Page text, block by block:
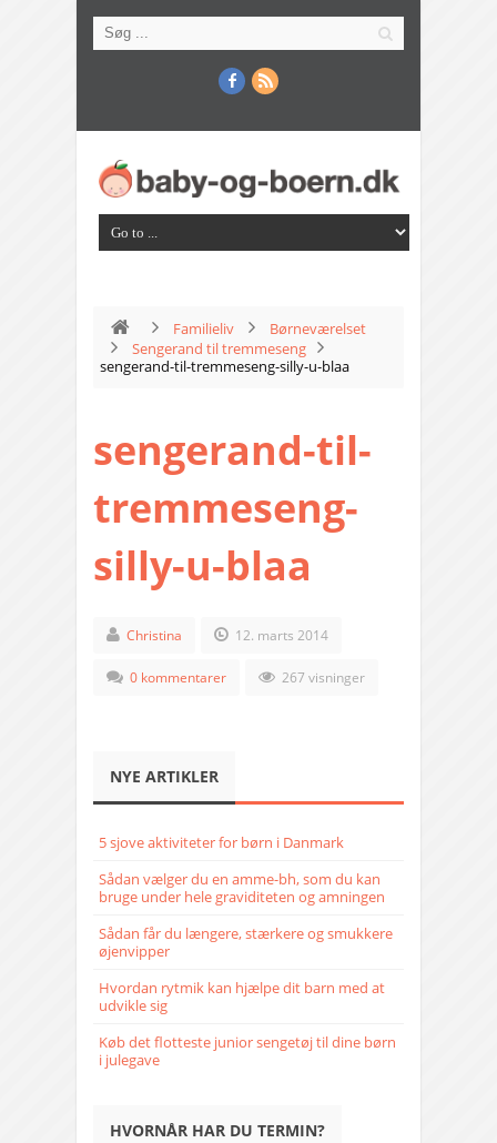
Familieliv
Børneværelset
Sengerand til tremmeseng
sengerand-til-tremmeseng-silly-u-blaa
sengerand-til-
tremmeseng-
silly-u-blaa
Christina 12. marts 2014
0 kommentarer 267 visninger
NYE ARTIKLER
5 sjove aktiviteter for børn i Danmark
Sådan vælger du en amme-bh, som du kan
bruge under hele graviditeten og amningen
Sådan får du længere, stærkere og smukkere
øjenvipper
Hvordan rytmik kan hjælpe dit barn med at
udvikle sig
Køb det flotteste junior sengetøj til dine børn
i julegave
HVORNÅR HAR DU TERMIN?